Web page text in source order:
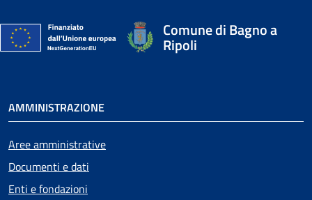
Comune di Bagno a
Ripoli
AMMINISTRAZIONE
Aree amministrative
Documenti e dati
Enti e fondazioni